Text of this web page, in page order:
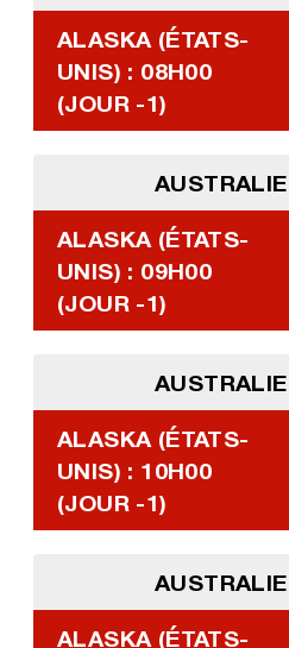
ALASKA (ÉTATS-
UNIS) : 08H00
(JOUR -1)
ALASKA (ÉTATS-
UNIS) : 09H00
(JOUR -1)
ALASKA (ÉTATS-
UNIS) : 10H00
(JOUR -1)
ALASKA (ÉTATS-